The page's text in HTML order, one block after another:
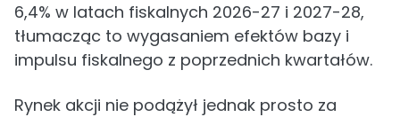
6,4% w latach fiskalnych 2026-27 i 2027-28,
tłumacząc to wygasaniem efektów bazy i
impulsu fiskalnego z poprzednich kwartałów.
Rynek akcji nie podążył jednak prosto za